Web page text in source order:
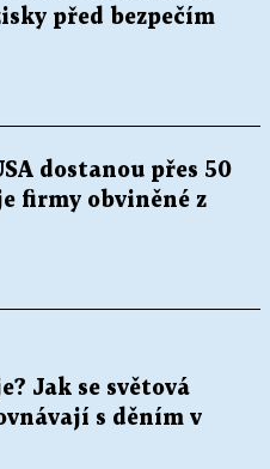
před bezpečím
dostanou přes 50
firmy obviněné z
Jak se světová
s děním v